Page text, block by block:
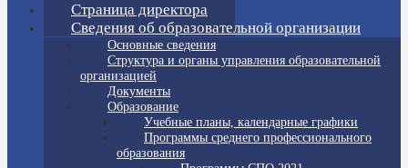
Страница директора
Сведения об образовательной организации
Основные сведения
Структура и органы управления образовательной
организацией
Документы
Образование
Учебные планы, календарные графики
Программы среднего профессионального
образования